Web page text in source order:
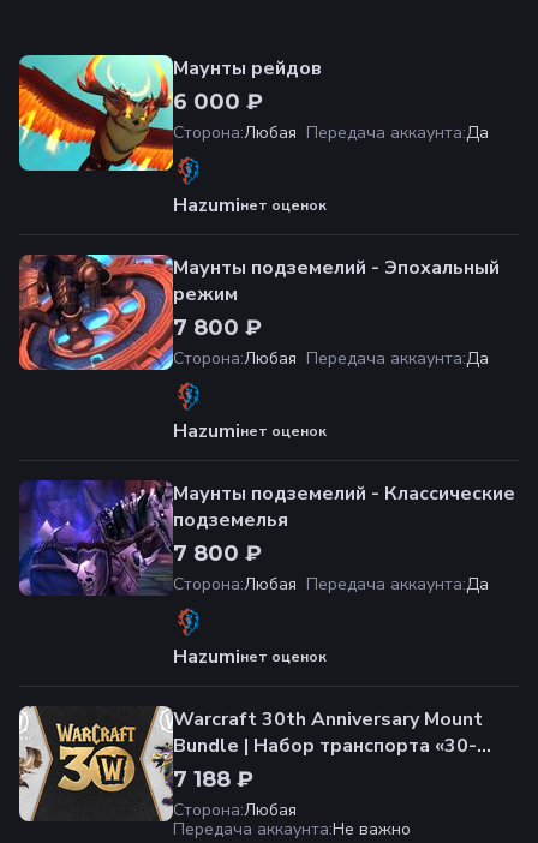
Маунты рейдов
6 000 ₽
Сторона:Любая Передача аккаунта:Да
Hazumiнет оценок
Маунты подземелий - Эпохальный
режим
7 800 ₽
Сторона:Любая Передача аккаунта:Да
Hazumiнет оценок
Маунты подземелий - Классические
подземелья
7 800 ₽
Сторона:Любая Передача аккаунта:Да
Hazumiнет оценок
Warcraft 30th Anniversary Mount
Bundle | Набор транспорта «30-
летие Warcraft» [подарком в
battle.net]
7 188 ₽
Сторона:Любая
Передача аккаунта:Не важно